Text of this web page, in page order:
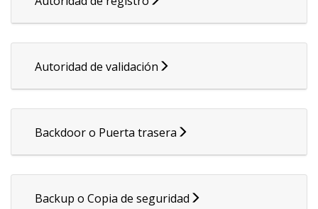
Autoridad de validación
Backdoor o Puerta trasera
Backup o Copia de seguridad